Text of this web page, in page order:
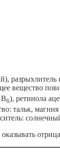
вещество
В6), ретинола
тальк,